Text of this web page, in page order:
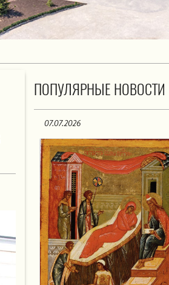
ПОПУЛЯРНЫЕ НОВОСТИ
07.07.2026